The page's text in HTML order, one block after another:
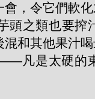
，令它們軟
頭之類也要搾
和其他果汁
凡是太硬的